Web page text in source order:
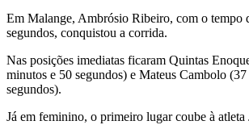
Em Malange, Ambrósio Ribeiro, com o tempo
segundos, conquistou a corrida.
Nas posições imediatas ficaram Quintas
minutos e 50 segundos) e Mateus Cambolo
segundos).
Já em feminino, o primeiro lugar coube à atleta